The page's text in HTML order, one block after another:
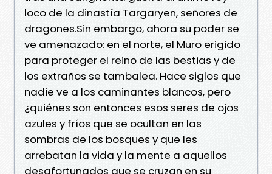
loco de la dinastía Targaryen, señores de
dragones.Sin embargo, ahora su poder se
ve amenazado: en el norte, el Muro erigido
para proteger el reino de las bestias y de
los extraños se tambalea. Hace siglos que
nadie ve a los caminantes blancos, pero
¿quiénes son entonces esos seres de ojos
azules y fríos que se ocultan en las
sombras de los bosques y que les
arrebatan la vida y la mente a aquellos
desafortunados que se cruzan en su